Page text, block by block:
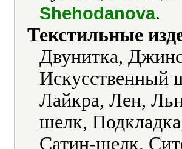
Shehodanova.
Текстильные
Двунитка,
Искусственный
Лайкра, Лен,
шелк,
Сатин-шелк,